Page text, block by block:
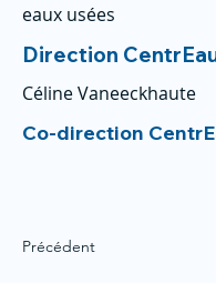
eaux usées
Direction
Céline Vaneeckhaute
Co-direction
Précédent